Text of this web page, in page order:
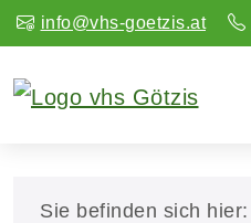
info@vhs-goetzis.at
Sie befinden sich hier: